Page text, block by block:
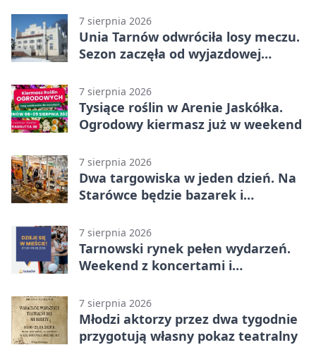
7 sierpnia 2026
Unia Tarnów odwróciła losy meczu.
Sezon zaczęła od wyjazdowej
7 sierpnia 2026
Tysiące roślin w Arenie Jaskółka.
Ogrodowy kiermasz już w weekend
7 sierpnia 2026
Dwa targowiska w jeden dzień. Na
Starówce będzie bazarek i
7 sierpnia 2026
Tarnowski rynek pełen wydarzeń.
Weekend z koncertami i
7 sierpnia 2026
Młodzi aktorzy przez dwa tygodnie
przygotują własny pokaz teatralny